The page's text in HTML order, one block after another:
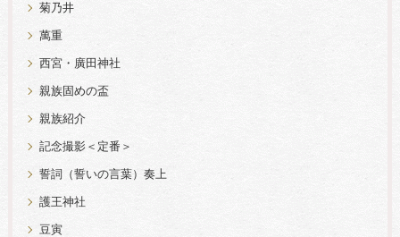
菊乃井
萬重
西宮・廣田神社
親族固めの盃
親族紹介
記念撮影＜定番＞
誓詞（誓いの言葉）奏上
護王神社
豆寅